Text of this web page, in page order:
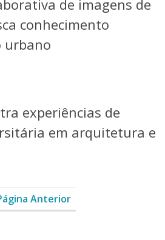
Cursos
de imagens de
conhecimento
urbano
experiências de
em arquitetura e
Anterior